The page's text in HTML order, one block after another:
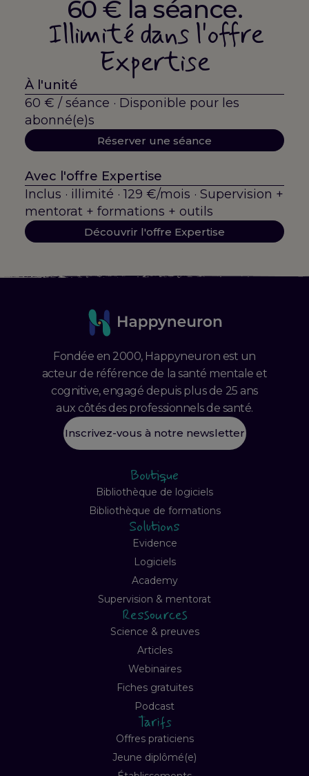
60 € la séance.
Illimité dans l'offre
Expertise
À l'unité
60 € / séance · Disponible pour les
abonné(e)s
Réserver une séance
Avec l'offre Expertise
Inclus · illimité · 129 €/mois · Supervision +
mentorat + formations + outils
Découvrir l'offre Expertise
Fondée en 2000, Happyneuron est un
acteur de référence de la santé mentale et
cognitive, engagé depuis plus de 25 ans
aux côtés des professionnels de santé.
Inscrivez-vous à notre newsletter
Boutique
Bibliothèque de logiciels
Bibliothèque de formations
Solutions
Evidence
Logiciels
Academy
Supervision & mentorat
Ressources
Science & preuves
Articles
Webinaires
Fiches gratuites
Podcast
Tarifs
Offres praticiens
Jeune diplômé(e)